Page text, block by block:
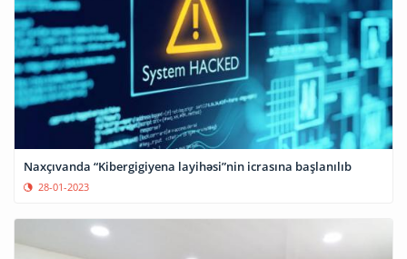
Naxçıvanda “Kibergigiyena layihəsi”nin icrasına başlanılıb
28-01-2023